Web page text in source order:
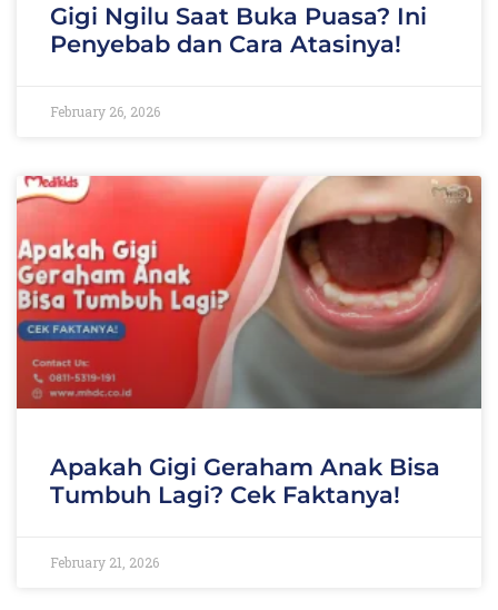
Gigi Ngilu Saat Buka Puasa? Ini
Penyebab dan Cara Atasinya!
February 26, 2026
Apakah Gigi Geraham Anak Bisa
Tumbuh Lagi? Cek Faktanya!
February 21, 2026